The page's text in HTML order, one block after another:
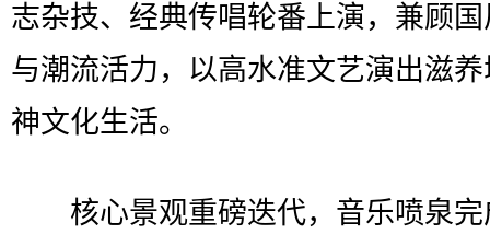
志杂技、经典传唱轮番上演，兼顾
与潮流活力，以高水准文艺演出滋
神文化生活。
核心景观重磅迭代，音乐喷泉完